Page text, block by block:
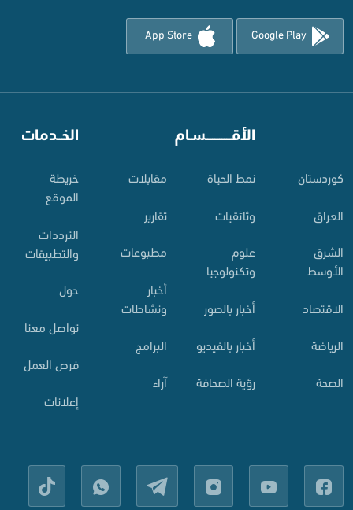
Google Play
App Store
کوردستان
العراق
الشرق
الأوسط
الاقتصاد
الرياضة
الصحة
الأقـــــــــــسـام
نمط الحياة
وثائقيات
علوم
وتكنولوجيا
أخبار بالصور
أخبار بالفيديو
رؤية الصحافة
مقابلات
تقارير
مطبوعات
أخبار
ونشاطات
البرامج
آراء
الخــدمات
خريطة
الموقع
الترددات
والتطبيقات
حول
تواصل معنا
فرص العمل
إعلانات